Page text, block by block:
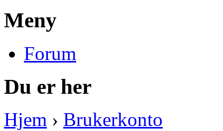
Meny
Forum
Du er her
Hjem › Brukerkonto